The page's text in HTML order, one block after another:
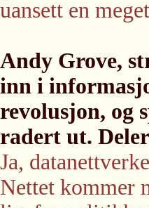
uansett en
Andy Grove,
inn i
revolusjon, og
radert ut.
Ja,
Nettet kommer